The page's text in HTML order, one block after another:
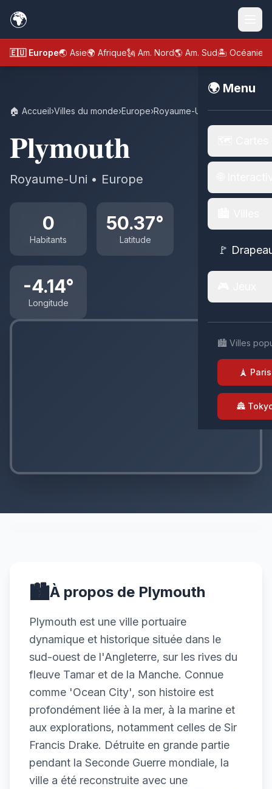
🌍
🇪🇺 Europe🌏 Asie🌍 Afrique🗽 Am. Nord🌎 Am. Sud🏝️ Océanie
🌍 Menu
🚩
🏙️ Villes
🗼 Paris
🏯
🏠 Accueil›Villes du monde›Europe›Royaume-Uni ›Plymouth
Plymouth
Royaume-Uni • Europe
0
Habitants
50.37°
Latitude
-4.14°
Longitude
🏙️À propos de Plymouth
Plymouth est une ville portuaire
dynamique et historique située dans le
sud-ouest de l'Angleterre, sur les rives du
fleuve Tamar et de la Manche. Connue
comme 'Ocean City', son histoire est
profondément liée à la mer, à la marine et
aux explorations, notamment celles de Sir
Francis Drake. Détruite en grande partie
pendant la Seconde Guerre mondiale, la
ville a été reconstruite avec une